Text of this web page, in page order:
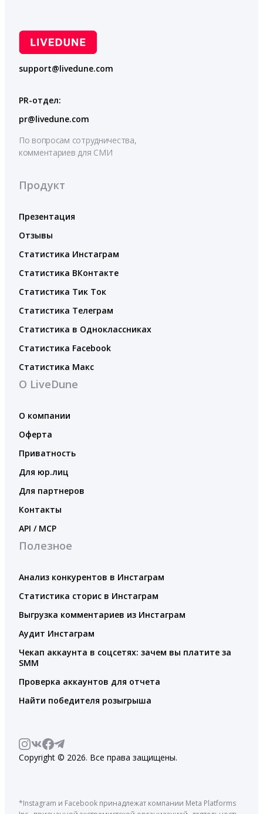
support@livedune.com
PR-отдел:
pr@livedune.com
По вопросам сотрудничества,
комментариев для СМИ
Продукт
Презентация
Отзывы
Статистика Инстаграм
Статистика ВКонтакте
Статистика Тик Ток
Статистика Телеграм
Статистика в Одноклассниках
Статистика Facebook
Статистика Макс
О LiveDune
О компании
Оферта
Приватность
Для юр.лиц
Для партнеров
Контакты
API / MCP
Полезное
Анализ конкурентов в Инстаграм
Статистика сторис в Инстаграм
Выгрузка комментариев из Инстаграм
Аудит Инстаграм
Чекап аккаунта в соцсетях: зачем вы платите за
SMM
Проверка аккаунтов для отчета
Найти победителя розыгрыша
Copyright © 2026. Все права защищены.
*Instagram и Facebook принадлежат компании Meta Platforms